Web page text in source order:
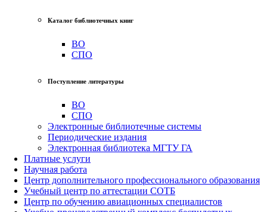
Каталог библиотечных книг
ВО
СПО
Поступление литературы
ВО
СПО
Электронные библиотечные системы
Периодические издания
Электронная библиотека МГТУ ГА
Платные услуги
Научная работа
Центр дополнительного профессионального образования
Учебный центр по аттестации СОТБ
Центр по обучению авиационных специалистов